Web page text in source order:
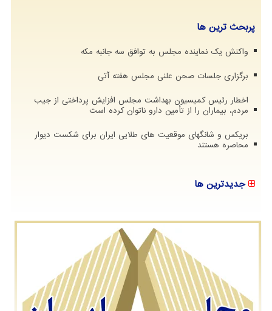
پربحث ترین ها
واکنش یک نماینده مجلس به توافق سه جانبه مکه
برگزاری جلسات صحن علنی مجلس هفته آتی
اخطار رئیس کمیسیون بهداشت مجلس افزایش پرداختی از جیب
مردم، بیماران را از تأمین دارو ناتوان کرده است
بریکس و شانگهای موقعیت های طلایی ایران برای شکست دیوار
محاصره هستند
جدیدترین ها